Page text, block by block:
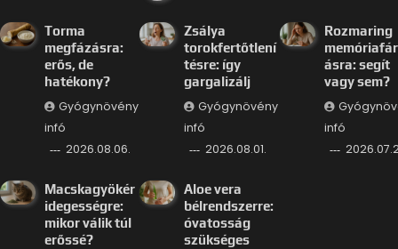
Torma
megfázásra:
erős, de
hatékony?
Gyógynövény
infó
2026.08.06.
Zsálya
torokfertőtlení
tésre: így
gargalizálj
Gyógynövény
infó
2026.08.01.
Rozmaring
ásra: segít
vagy sem?
infó
Macskagyökér
idegességre:
mikor válik túl
erőssé?
Aloe vera
bélrendszerre:
óvatosság
szükséges